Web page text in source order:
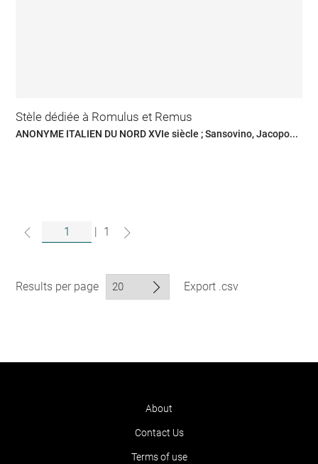
Stèle dédiée à Romulus et Remus
ANONYME ITALIEN DU NORD XVIe siècle ; Sansovino, Jacopo...
1
Results per page Export .csv
About
Contact Us
Terms of use